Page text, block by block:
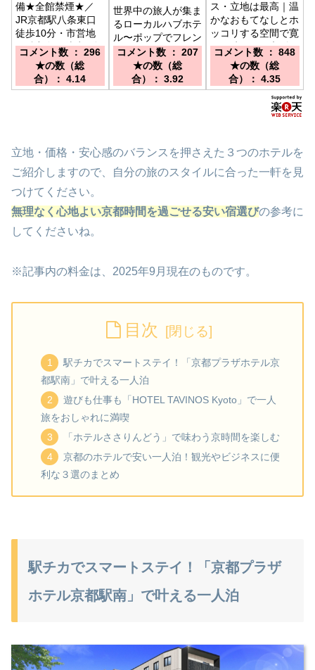
備★全館禁煙★／
JR京都駅八条東口
徒歩10分・市営地
下鉄九条駅徒歩3分
市バスや地下鉄で便
利に京都観光ができ
ます。
コメント数 ： 296
★の数（総
合）： 4.14
世界中の旅人が集ま
るローカルハブホテ
ル〜ポップでフレン
ドリーな旅の拠点〜
／■京都駅から市バ
ス4・7・205系統
河原町五条バス停下
コメント数 ： 207
★の数（総
合）： 3.92
ス・立地は最高｜温
かなおもてなしとホ
ッコリする空間で寛
ぎの時間を／京阪
「祇園四条駅」徒歩
３分■阪急「河原町
駅」徒歩５分■ＪＲ
京都駅よりバスで約
１５分■花見小路が
コメント数 ： 848
★の数（総
合）： 4.35
立地・価格・安心感のバランスを押さえた３つのホテルを
ご紹介しますので、自分の旅のスタイルに合った一軒を見
つけてください。
無理なく心地よい京都時間を過ごせる安い宿選びの参考に
してくださいね。
※記事内の料金は、2025年9月現在のものです。
目次
駅チカでスマートステイ！「京都プラザホテル京
都駅南」で叶える一人泊
遊びも仕事も「HOTEL TAVINOS Kyoto」で一人
旅をおしゃれに満喫
「ホテルささりんどう」で味わう京時間を楽しむ
京都のホテルで安い一人泊！観光やビジネスに便
利な３選のまとめ
駅チカでスマートステイ！「京都プラザ
ホテル京都駅南」で叶える一人泊